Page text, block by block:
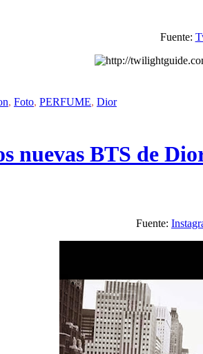
Fuente:
, Foto, PERFUME, Dior
nuevas BTS de
Fuente: